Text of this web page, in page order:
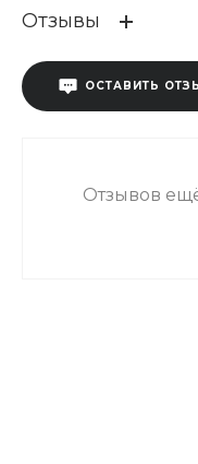
Отзывы
ОСТАВИТЬ
Отзывов